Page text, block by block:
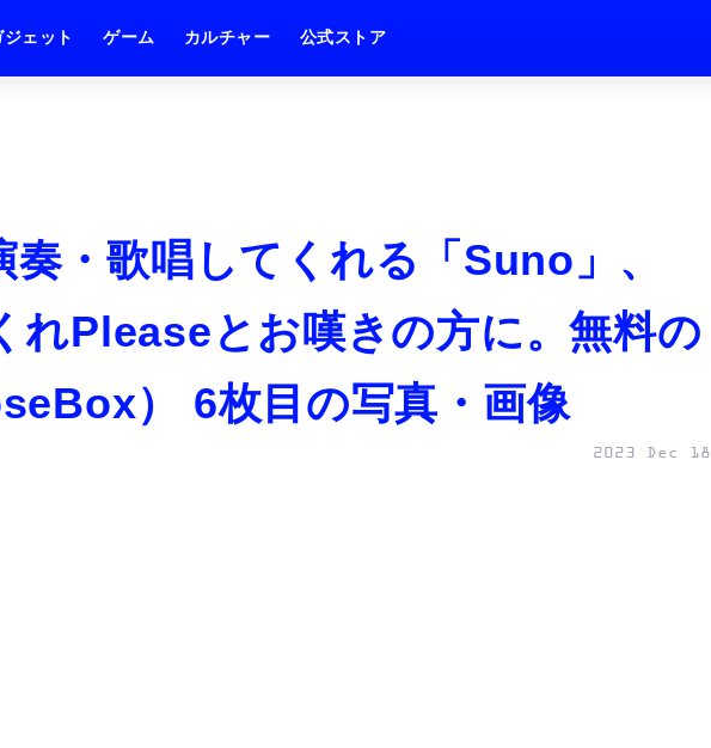
ジェット ゲーム カルチャー 公式ストア
・歌唱してくれる「Suno」、
れPleaseとお嘆きの方に。無料の
） 6枚目の写真・画像
2023 Dec 18